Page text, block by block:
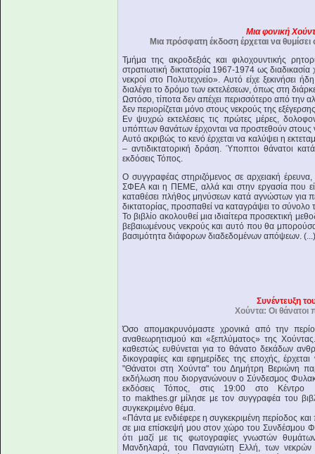
Μια φονική
Μια πρόσφατη έκδοση έρχεται να
Τμήμα της ακροδεξιάς και φιλοχουντικής
στρατιωτική δικτατορία 1967-1974 ως
νεκροί στο Πολυτεχνείο». Αυτό είχε ξεκινήσει
διαλέγει το δρόμο των εκτελέσεων, όπως στη
Ωστόσο, τίποτα δεν απέχει περισσότερο από την
δεν περιορίζεται μόνο στους νεκρούς της
Εν ψυχρώ εκτελέσεις τις πρώτες μέρες,
υπόπτων θανάτων έρχονται να προστεθούν
Αυτό ακριβώς το κενό έρχεται να καλύψει η
– αντιδικτατορική δράση. Ύποπτοι θάνατοι
εκδόσεις Τόπος.
Ο συγγραφέας στηριζόμενος σε αρχειακή
ΣΦΕΑ και η ΠΕΜΕ, αλλά και στην εργασία που
καταθέσει πλήθος μηνύσεων κατά αγνώστων για
δικτατορίας, προσπαθεί να καταγράψει το
Το βιβλίο ακολουθεί μια ιδιαίτερα προσεκτική
βεβαιωμένους νεκρούς και αυτό που θα
βασιμότητα διάφορων διαδεδομένων απόψεων.
Συνέντευξη
Χούντα: Οι θάνατοι
Όσο απομακρυνόμαστε χρονικά από την
αναθεωρητισμού και «ξεπλύματος» της
καθεστώς ευθύνεται για το θάνατο δεκάδων
δικογραφίες και εφημερίδες της εποχής,
"Θάνατοι στη Χούντα" του Δημήτρη Βεριώνη
εκδήλωση που διοργανώνουν ο Σύνδεσμος
εκδόσεις Τόπος, στις 19:00 στο Κέντρο
το makthes.gr μίλησε με τον συγγραφέα του
συγκεκριμένο θέμα.
«Πάντα με ενδιέφερε η συγκεκριμένη περίοδος
σε μια επίσκεψή μου στον χώρο του Συνδέσμου
ότι μαζί με τις φωτογραφίες γνωστών
Μανδηλαρά, του Παναγιώτη Ελλή, των νεκρών